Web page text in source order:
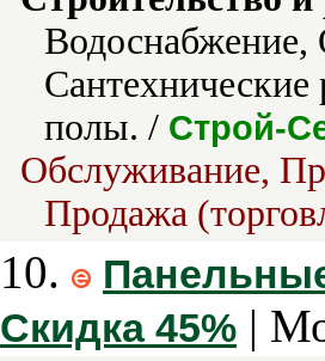
Водоснабжение,
полы. / Строй-
Обслуживание,
Продажа
10.
Скидка 45% |